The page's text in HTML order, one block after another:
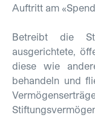
Auftritt am
Betreibt die
ausgerichtete,
diese wie
behandeln und